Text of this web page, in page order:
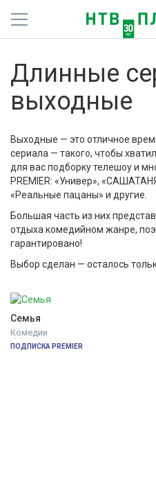
Фильмы и сериалы
Подписки
Радио
Спутниковым абонентам
О сайте
Длинные
выходные
Выходные — это отличное
сериала — такого, чтобы
для вас подборку телешоу и
PREMIER: «Универ»,
«Реальные пацаны» и другие.
Большая часть из них
отдыха комедийном жанре,
гарантировано!
Выбор сделан — осталось
Семья
Комедии
ПОДПИСКА PREMIER